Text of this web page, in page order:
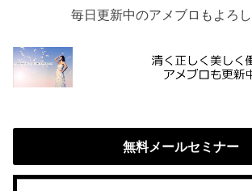
毎日更新中のアメブロもよろ
無料メールセミナー